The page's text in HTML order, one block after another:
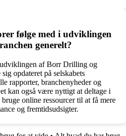
følge med i udviklingen
generelt?
af Borr Drilling og
opdateret på selskabets
rapporter, branchenyheder og
kan også være nyttigt at deltage i
online ressourcer til at få mere
og fremtidsudsigter.